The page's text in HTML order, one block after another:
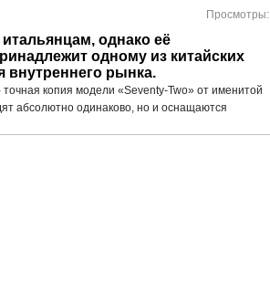
Просмотры:
однако её
одному из китайских
внутреннего рынка.
копия модели «Seventy-Two» от именитой
абсолютно одинаково, но и оснащаются